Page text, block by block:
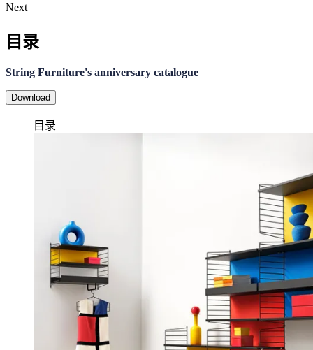
Next
目录
String Furniture's anniversary catalogue
Download
目录